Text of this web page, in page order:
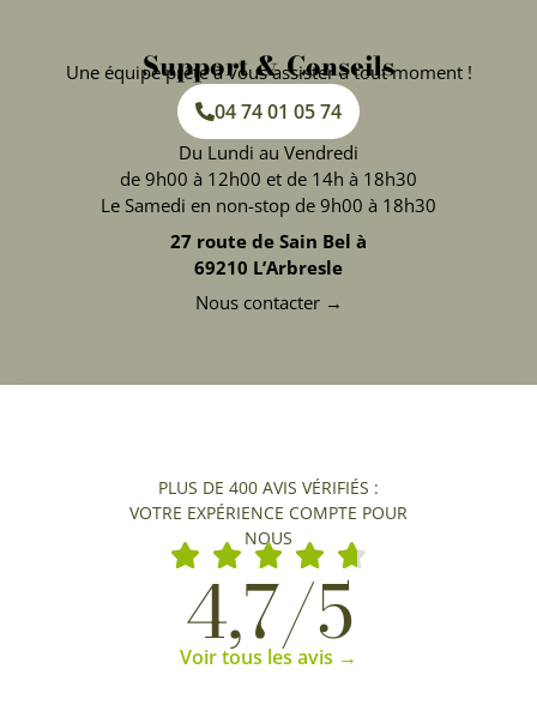
Support & Conseils
Une équipe prête à vous assister à tout moment !
04 74 01 05 74
Du Lundi au Vendredi
de 9h00 à 12h00 et de 14h à 18h30
Le Samedi en non-stop de 9h00 à 18h30
27 route de Sain Bel à
69210 L’Arbresle
Nous contacter →
PLUS DE 400 AVIS VÉRIFIÉS :
VOTRE EXPÉRIENCE COMPTE POUR
NOUS
4,7/5
Voir tous les avis →